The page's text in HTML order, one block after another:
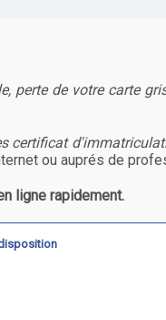
perte de votre carte
certificat
ou auprés de
ligne rapidement.